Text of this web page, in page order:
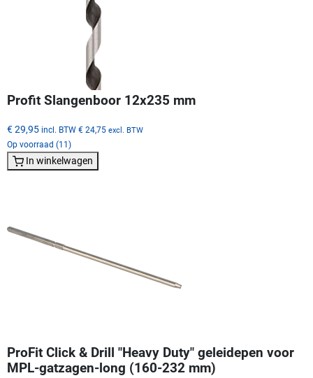
Profit Slangenboor 12x235 mm
€ 29,95 incl. BTW € 24,75 excl. BTW
Op voorraad (11)
In winkelwagen
ProFit Click & Drill "Heavy Duty" geleidepen voor
MPL-gatzagen-long (160-232 mm)